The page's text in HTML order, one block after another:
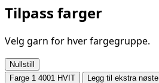
Tilpass farger
Velg garn for hver fargegruppe.
Nullstill
Farge 1 4001 HVIT Legg til ekstra nøste